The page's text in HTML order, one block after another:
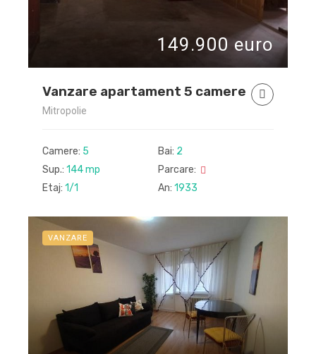
149.900 euro
Vanzare apartament 5 camere
Mitropolie
Camere: 5 Bai: 2
Sup.: 144 mp
Parcare:
Etaj: 1/1 An: 1933
VANZARE